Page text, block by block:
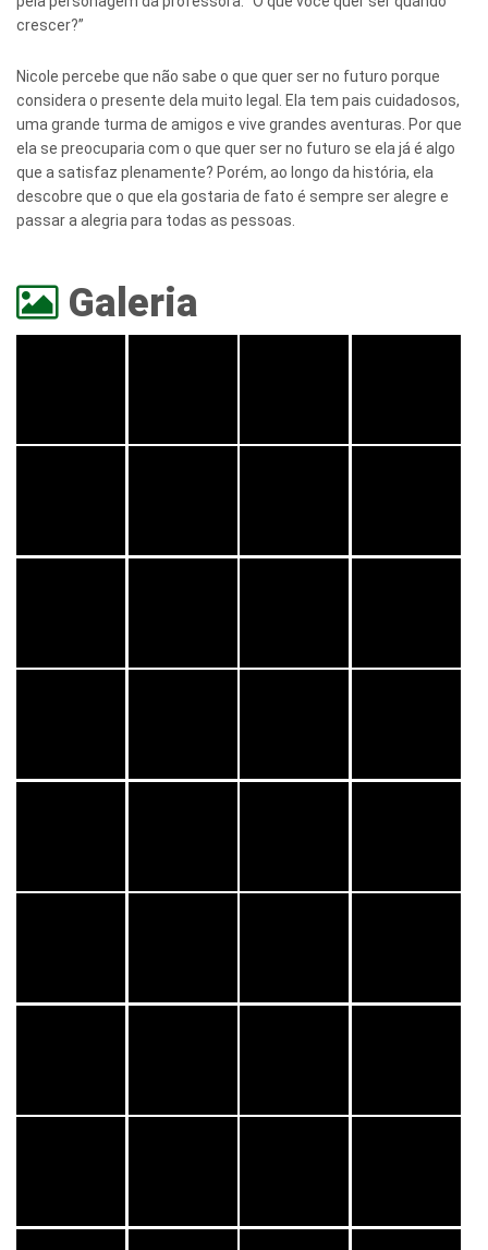
crescer?”
Nicole percebe que não sabe o que quer ser no futuro porque
considera o presente dela muito legal. Ela tem pais cuidadosos,
uma grande turma de amigos e vive grandes aventuras. Por que
ela se preocuparia com o que quer ser no futuro se ela já é algo
que a satisfaz plenamente? Porém, ao longo da história, ela
descobre que o que ela gostaria de fato é sempre ser alegre e
passar a alegria para todas as pessoas.
Galeria